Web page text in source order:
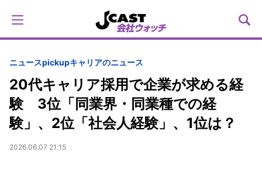
ニュースpickupキャリアのニュース
20代キャリア採用で企業が求める経
験 3位「同業界・同業種での経
験」、2位「社会人経験」、1位は？
2026.06.07 21:15